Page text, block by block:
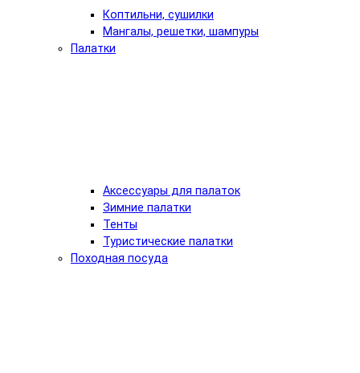
Коптильни, сушилки
Мангалы, решетки, шампуры
Палатки
Аксессуары для палаток
Зимние палатки
Тенты
Туристические палатки
Походная посуда